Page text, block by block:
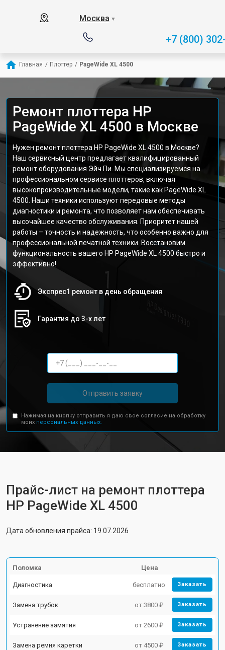
Москва ▼
+7 (800)
Главная / Плоттер / PageWide XL 4500
Ремонт плоттера HP
PageWide XL 4500 в Москве
Нужен ремонт плоттера HP PageWide XL 4500 в Москве?
Наш сервисный центр предлагает квалифицированный
ремонт оборудования Эйч Пи. Мы специализируемся на
профессиональном сервисе плоттеров, включая
высокопроизводительные модели, такие как PageWide XL
4500. Наши техники используют передовые методы
диагностики и ремонта, что позволяет нам обеспечивать
высочайшее качество обслуживания. Приоритет нашей
работы – точность и надежность, что особенно важно для
профессиональной печатной техники. Восстановим
функциональность вашего HP PageWide XL 4500 быстро и
эффективно!
Экспрес1 ремонт в день обращения
Гарантия до 3-х лет
Отправить заявку
Нажимая на кнопку отправить я даю свое согласие на обработку
моих персональных данных.
Прайс-лист на ремонт плоттера
HP PageWide XL 4500
Дата обновления прайса: 19.07.2026
Поломка Цена
Диагностика бесплатно Заказать
Замена трубок от 3800 ₽ Заказать
Устранение замятия от 2600 ₽ Заказать
Замена ремня каретки от 4500 ₽ Заказать